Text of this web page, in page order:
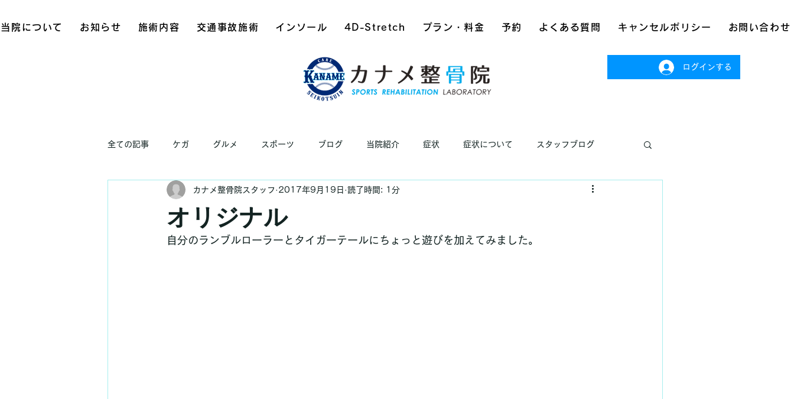
当院について お知らせ 施術内容 交通事故施術 インソール 4D-Stretch プラン・料金 予約 よくある質問 キャンセルポリシー お問い合わせ
ログインする
全ての記事 ケガ グルメ スポーツ ブログ 当院紹介 症状 症状について スタッフブログ
オリジナル
カナメ整骨院スタッフ 2017年9月19日 読了時間: 1分
自分のランブルローラーとタイガーテールにちょっと遊びを加えてみました。